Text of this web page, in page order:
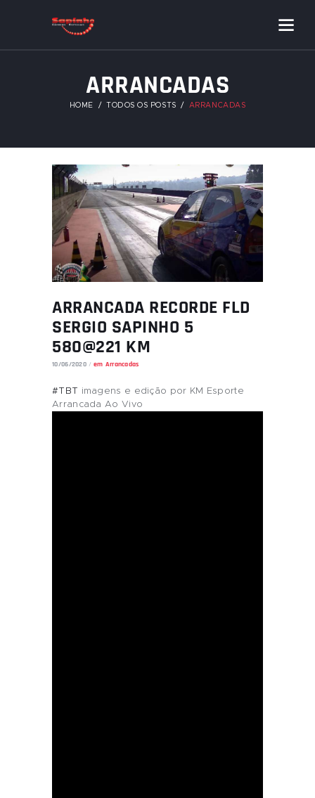
ARRANCADAS
HOME TODOS OS POSTS ARRANCADAS
ARRANCADA RECORDE FLD
SERGIO SAPINHO 5
580@221 KM
10/06/2020 em Arrancadas
#TBT
imagens e edição por KM Esporte
Arrancada Ao Vivo